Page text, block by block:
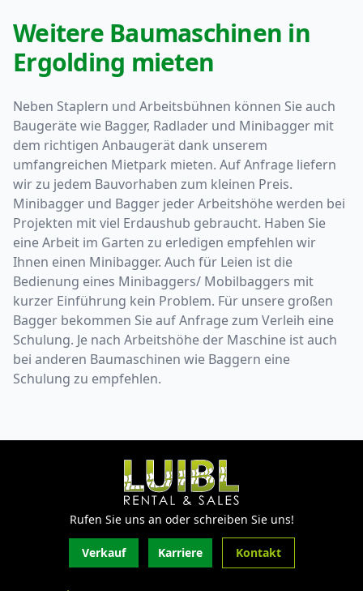
Weitere Baumaschinen in
Ergolding mieten
Neben Staplern und Arbeitsbühnen können Sie auch
Baugeräte wie Bagger, Radlader und Minibagger mit
dem richtigen Anbaugerät dank unserem
umfangreichen Mietpark mieten. Auf Anfrage liefern
wir zu jedem Bauvorhaben zum kleinen Preis.
Minibagger und Bagger jeder Arbeitshöhe werden bei
Projekten mit viel Erdaushub gebraucht. Haben Sie
eine Arbeit im Garten zu erledigen empfehlen wir
Ihnen einen Minibagger. Auch für Leien ist die
Bedienung eines Minibaggers/ Mobilbaggers mit
kurzer Einführung kein Problem. Für unsere großen
Bagger bekommen Sie auf Anfrage zum Verleih eine
Schulung. Je nach Arbeitshöhe der Maschine ist auch
bei anderen Baumaschinen wie Baggern eine
Schulung zu empfehlen.
Rufen Sie uns an oder schreiben Sie uns!
Verkauf Karriere Kontakt